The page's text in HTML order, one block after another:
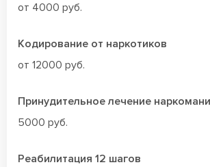
от 4000 руб.
Кодирование от наркотиков
от 12000 руб.
Принудительное лечение
5000 руб.
Реабилитация 12 шагов